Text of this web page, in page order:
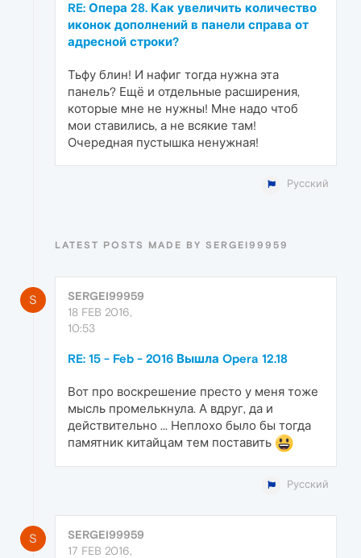
RE: Опера 28. Как увеличить количество
иконок дополнений в панели справа от
адресной строки?
Тьфу блин! И нафиг тогда нужна эта
панель? Ещё и отдельные расширения,
которые мне не нужны! Мне надо чтоб
мои ставились, а не всякие там!
Очередная пустышка ненужная!
Русский
LATEST POSTS MADE BY SERGEI99959
S
SERGEI99959
18 FEB 2016,
10:53
RE: 15 - Feb - 2016 Вышла Opera 12.18
Вот про воскрешение престо у меня тоже
мысль промелькнула. А вдруг, да и
действительно ... Неплохо было бы тогда
памятник китайцам тем поставить
Русский
S
SERGEI99959
17 FEB 2016,